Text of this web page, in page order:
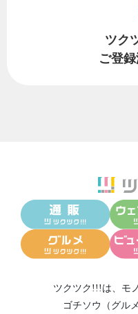
ツク
ご登
ツクツク!!!は、 モ
ゴチソウ（グルメ